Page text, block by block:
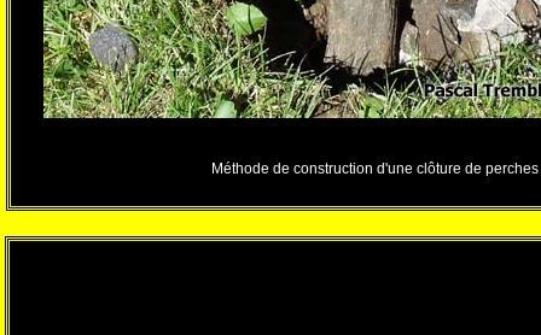
Méthode de construction d'une clôture de